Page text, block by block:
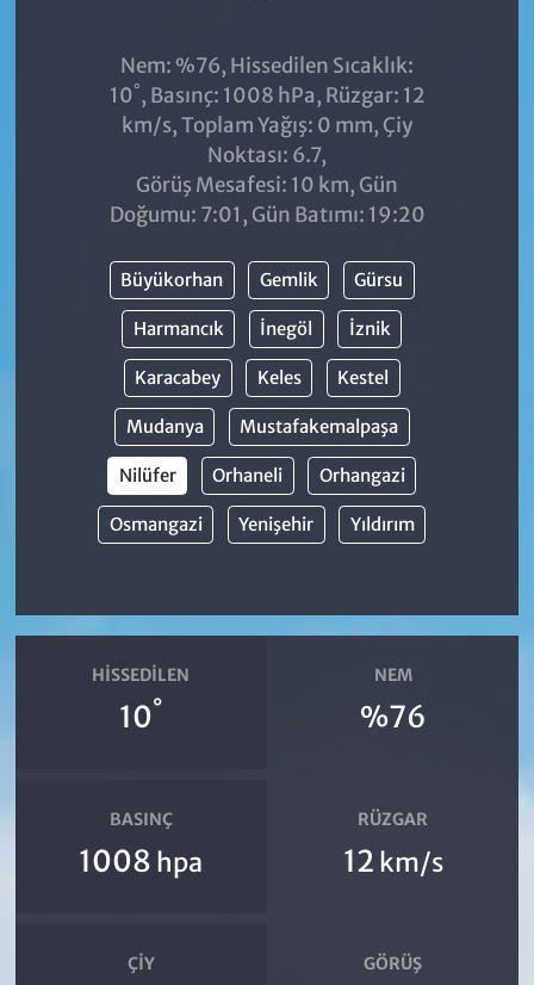
Nem: %76, Hissedilen Sıcaklık:
10°, Basınç: 1008 hPa, Rüzgar: 12
km/s, Toplam Yağış: 0 mm, Çiy
Noktası: 6.7,
Görüş Mesafesi: 10 km, Gün
Doğumu: 7:01, Gün Batımı: 19:20
Büyükorhan Gemlik Gürsu
Harmancık İnegöl İznik
Karacabey Keles Kestel
Mudanya Mustafakemalpaşa
Nilüfer Orhaneli Orhangazi
Osmangazi Yenişehir Yıldırım
HISSEDILEN
10°
NEM
%76
BASINÇ
1008 hpa
RÜZGAR
12 km/s
ÇIY GÖRÜŞ